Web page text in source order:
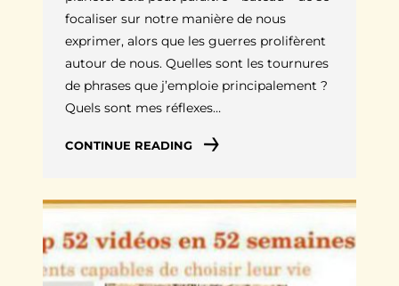
focaliser sur notre manière de nous
exprimer, alors que les guerres prolifèrent
autour de nous. Quelles sont les tournures
de phrases que j’emploie principalement ?
Quels sont mes réflexes…
CONTINUE READING